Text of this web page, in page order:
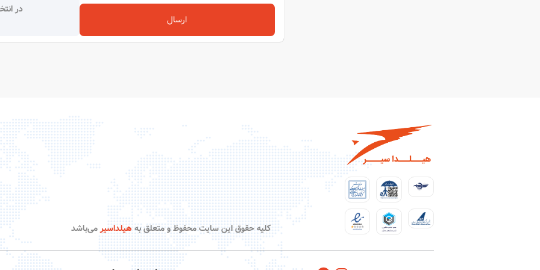
ایران، این مسیر را کوتاه و آسان کرده است. مزایای تور زمینی شامل
مسیر است. اما معایبی مثل طولانی‌تر بودن زمان سفر و احتمال خستگی
ارسال
در
کلیه حقوق این سایت محفوظ و متعلق بههیلداسیرمی‌باشد